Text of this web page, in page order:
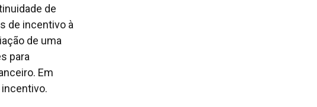
de
de incentivo à
de uma
para
Em